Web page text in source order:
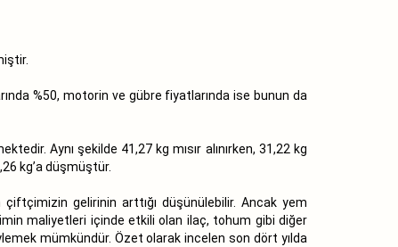
%50, motorin ve gübre fiyatlarında ise bunun da
Aynı şekilde 41,27 kg mısır alınırken, 31,22 kg
kg’a düşmüştür.
çiftçimizin gelirinin arttığı düşünülebilir. Ancak yem
maliyetleri içinde etkili olan ilaç, tohum gibi diğer
mümkündür. Özet olarak incelen son dört yılda